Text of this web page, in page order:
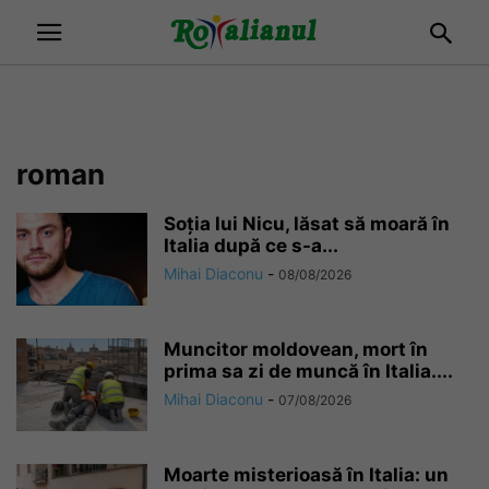
roman
Soția lui Nicu, lăsat să moară în
Italia după ce s-a...
Mihai Diaconu - 08/08/2026
Muncitor moldovean, mort în
prima sa zi de muncă în Italia....
Mihai Diaconu - 07/08/2026
Moarte misterioasă în Italia: un